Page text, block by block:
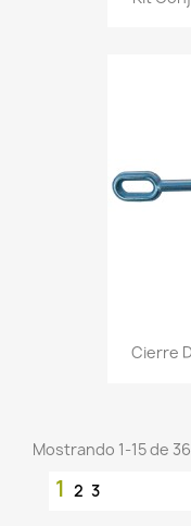
Cierre
Mostrando 1-15 de
1 2 3